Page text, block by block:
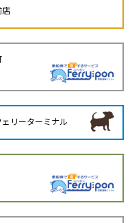
店
リーターミナル